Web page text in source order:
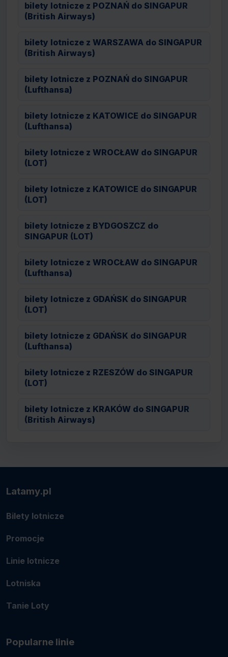
bilety lotnicze z POZNAŃ do SINGAPUR
(British Airways)
bilety lotnicze z WARSZAWA do SINGAPUR
(British Airways)
bilety lotnicze z POZNAŃ do SINGAPUR
(Lufthansa)
bilety lotnicze z KATOWICE do SINGAPUR
(Lufthansa)
bilety lotnicze z WROCŁAW do SINGAPUR
(LOT)
bilety lotnicze z KATOWICE do SINGAPUR
(LOT)
bilety lotnicze z BYDGOSZCZ do
SINGAPUR (LOT)
bilety lotnicze z WROCŁAW do SINGAPUR
(Lufthansa)
bilety lotnicze z GDAŃSK do SINGAPUR
(LOT)
bilety lotnicze z GDAŃSK do SINGAPUR
(Lufthansa)
bilety lotnicze z RZESZÓW do SINGAPUR
(LOT)
bilety lotnicze z KRAKÓW do SINGAPUR
(British Airways)
Latamy.pl
Bilety lotnicze
Promocje
Linie lotnicze
Lotniska
Tanie Loty
Popularne linie